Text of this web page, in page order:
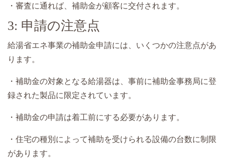
・審査に通れば、補助金が顧客に交付されます。
3: 申請の注意点
給湯省エネ事業の補助金申請には、いくつかの注意点があ
ります。
・補助金の対象となる給湯器は、事前に補助金事務局に登
録された製品に限定されています。
・補助金の申請は着工前にする必要があります。
・住宅の種別によって補助を受けられる設備の台数に制限
があります。